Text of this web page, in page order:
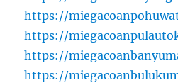
https://
https://
https://
https://